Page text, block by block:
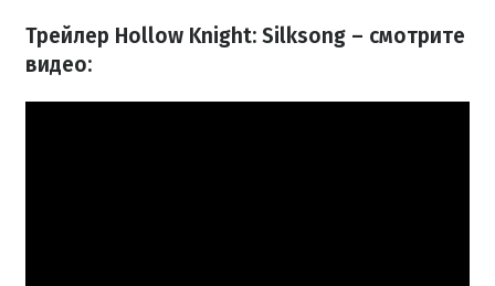
Трейлер Hollow Knight: Silksong – смотрите
видео: